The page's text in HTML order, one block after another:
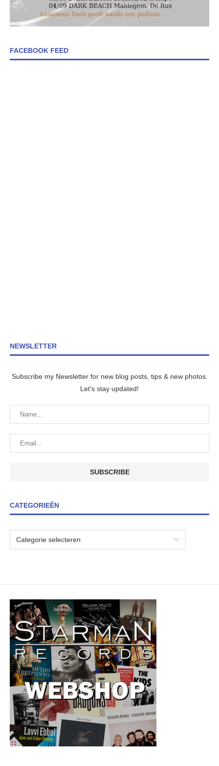
FACEBOOK FEED
NEWSLETTER
Subscribe my Newsletter for new blog posts, tips & new photos.
Let's stay updated!
CATEGORIEËN